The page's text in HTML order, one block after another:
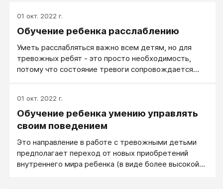
продумать, какие положительные качества у
ребенка уже имеются, а какие ему необходимо
01 окт. 2022 г.
Обучение ребенка расслаблению
Уметь расслабляться важно всем детям, но для
тревожных ребят - это просто необходимость,
потому что состояние тревоги сопровождается
01 окт. 2022 г.
Обучение ребенка умению управлять
своим поведением
Это направление в работе с тревожными детьми
предполагает переход от новых приобретений
внутреннего мира ребенка (в виде более высокой